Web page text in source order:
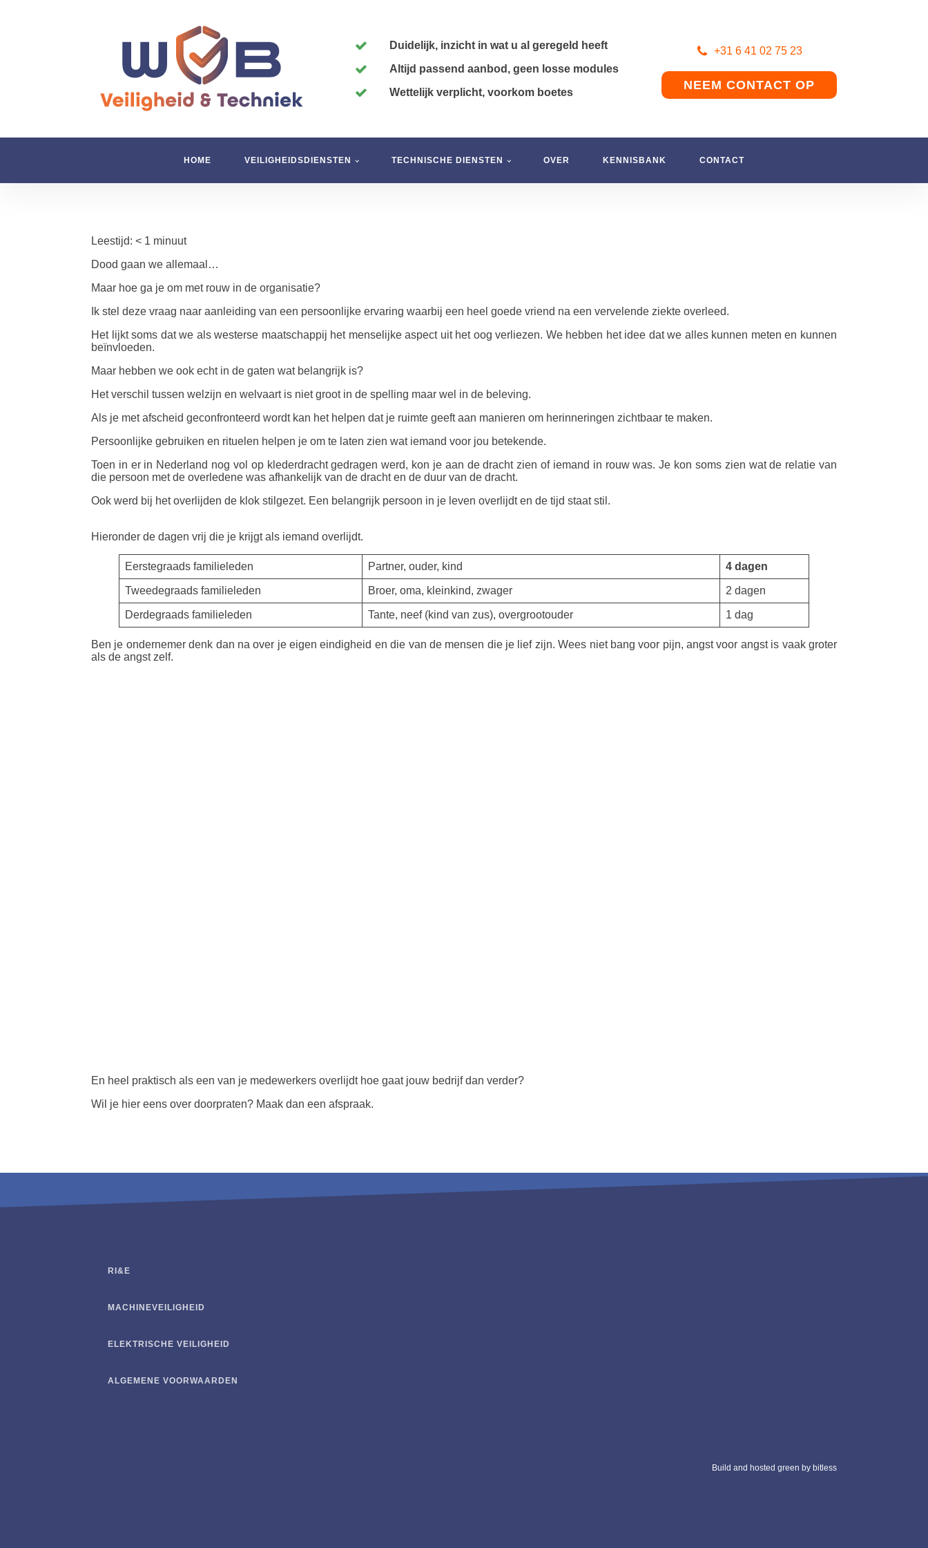
Duidelijk, inzicht in wat u al geregeld heeft
Altijd passend aanbod, geen losse modules
Wettelijk verplicht, voorkom boetes
+31 6 41 02 75 23
NEEM CONTACT OP
HOME VEILIGHEIDSDIENSTEN TECHNISCHE DIENSTEN OVER KENNISBANK CONTACT
Leestijd: < 1 minuut
Dood gaan we allemaal…
Maar hoe ga je om met rouw in de organisatie?
Ik stel deze vraag naar aanleiding van een persoonlijke ervaring waarbij een heel goede vriend na een vervelende ziekte overleed.
Het lijkt soms dat we als westerse maatschappij het menselijke aspect uit het oog verliezen. We hebben het idee dat we alles kunnen meten en kunnen
beïnvloeden.
Maar hebben we ook echt in de gaten wat belangrijk is?
Het verschil tussen welzijn en welvaart is niet groot in de spelling maar wel in de beleving.
Als je met afscheid geconfronteerd wordt kan het helpen dat je ruimte geeft aan manieren om herinneringen zichtbaar te maken.
Persoonlijke gebruiken en rituelen helpen je om te laten zien wat iemand voor jou betekende.
Toen in er in Nederland nog vol op klederdracht gedragen werd, kon je aan de dracht zien of iemand in rouw was. Je kon soms zien wat de relatie van
die persoon met de overledene was afhankelijk van de dracht en de duur van de dracht.
Ook werd bij het overlijden de klok stilgezet. Een belangrijk persoon in je leven overlijdt en de tijd staat stil.
Hieronder de dagen vrij die je krijgt als iemand overlijdt.
Eerstegraads familieleden Partner, ouder, kind 4 dagen
Tweedegraads familieleden Broer, oma, kleinkind, zwager 2 dagen
Derdegraads familieleden Tante, neef (kind van zus), overgrootouder 1 dag
Ben je ondernemer denk dan na over je eigen eindigheid en die van de mensen die je lief zijn. Wees niet bang voor pijn, angst voor angst is vaak groter
als de angst zelf.
En heel praktisch als een van je medewerkers overlijdt hoe gaat jouw bedrijf dan verder?
Wil je hier eens over doorpraten? Maak dan een afspraak.
RI&E
MACHINEVEILIGHEID
ELEKTRISCHE VEILIGHEID
ALGEMENE VOORWAARDEN
Build and hosted green by bitless